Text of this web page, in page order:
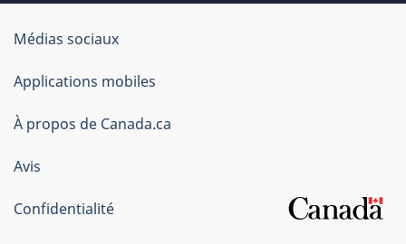
Organisation
du
gouvernement
du
Canada
Médias sociaux
Applications mobiles
À propos de Canada.ca
Avis
Confidentialité